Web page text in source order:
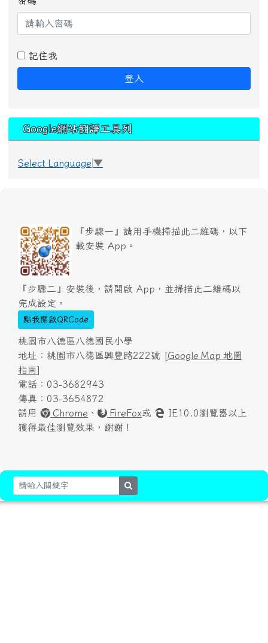
記住我
登入
Google網站翻譯工具列
Select Language ▼
『步驟一』請用手機掃描此二維碼，以下
載安裝 App。
『步驟二』安裝後，請開啟 App，並掃描此二維碼以
完成設定。
點我開啟QRCode
桃園市八德區八德國民小學
地址：桃園市八德區興豐路222號 [Google Map 地圖
指南]
電話：03-3682943
傳真：03-3654872
請用
Chrome 、 FireFox或
IE10.0瀏覽器以上
獲得最佳瀏覽效果，謝謝！